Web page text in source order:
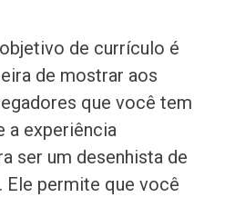
de currículo é
de mostrar aos
que você tem
a experiência
ser um desenhista de
Ele permite que você